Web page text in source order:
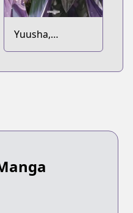
Yuusha,
Yamemasu: